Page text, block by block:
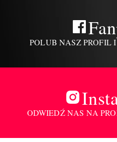
POLUB NASZ PROFIL
ODWIEDŹ NAS NA